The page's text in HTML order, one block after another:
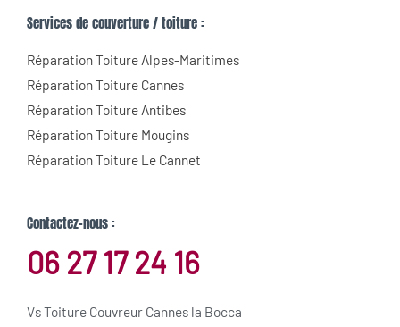
Services de couverture / toiture :
Réparation Toiture Alpes-Maritimes
Réparation Toiture Cannes
Réparation Toiture Antibes
Réparation Toiture Mougins
Réparation Toiture Le Cannet
Contactez-nous :
06 27 17 24 16
Vs Toiture Couvreur Cannes la Bocca